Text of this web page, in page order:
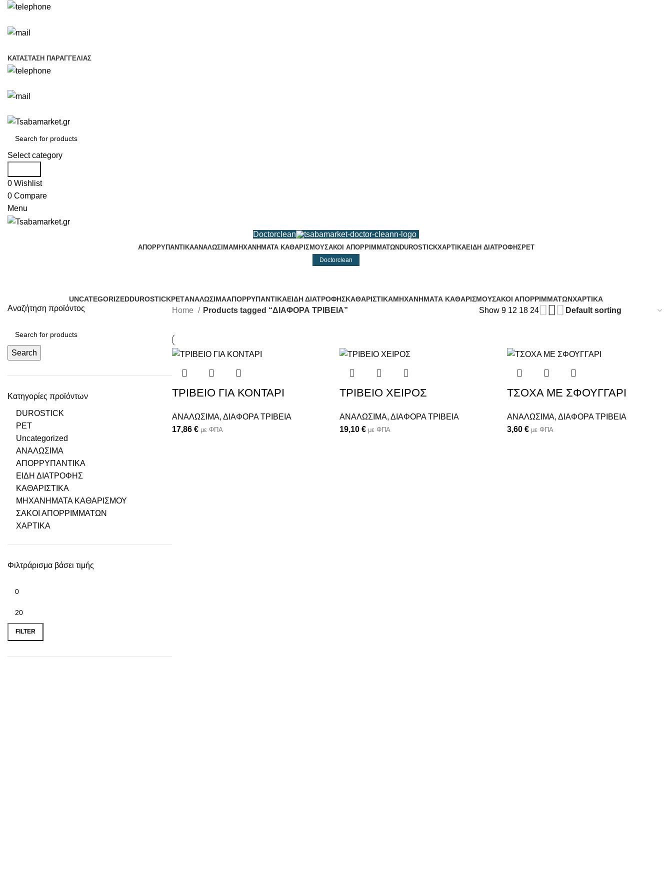
ΚΑΤΆΣΤΑΣΗ ΠΑΡΑΓΓΕΛΊΑΣ
Select category
0 Wishlist
0 Compare
Menu
Doctorclean
ΑΠΟΡΡΥΠΑΝΤΙΚΑΑΝΑΛΩΣΙΜΑΜΗΧΑΝΗΜΑΤΑ ΚΑΘΑΡΙΣΜΟΥΣΑΚΟΙ ΑΠΟΡΡΙΜΜΑΤΩΝDUROSTICKΧΑΡΤΙΚΑΕΙΔΗ ΔΙΑΤΡΟΦΗΣPET
Doctorclean
UNCATEGORIZEDDUROSTICKPETΑΝΑΛΩΣΙΜΑΑΠΟΡΡΥΠΑΝΤΙΚΑΕΙΔΗ ΔΙΑΤΡΟΦΗΣΚΑΘΑΡΙΣΤΙΚΑΜΗΧΑΝΗΜΑΤΑ ΚΑΘΑΡΙΣΜΟΥΣΑΚΟΙ ΑΠΟΡΡΙΜΜΑΤΩΝΧΑΡΤΙΚΑ
Αναζήτηση προϊόντος
Search
Κατηγορίες προϊόντων
DUROSTICK
PET
Uncategorized
ΑΝΑΛΩΣΙΜΑ
ΑΠΟΡΡΥΠΑΝΤΙΚΑ
ΕΙΔΗ ΔΙΑΤΡΟΦΗΣ
ΚΑΘΑΡΙΣΤΙΚΑ
ΜΗΧΑΝΗΜΑΤΑ ΚΑΘΑΡΙΣΜΟΥ
ΣΑΚΟΙ ΑΠΟΡΡΙΜΜΑΤΩΝ
ΧΑΡΤΙΚΑ
Φιλτράρισμα βάσει τιμής
FILTER
Home Products tagged “ΔΙΑΦΟΡΑ ΤΡΙΒΕΙΑ” Show 9 12 18 24
ΤΡΙΒΕΙΟ ΓΙΑ ΚΟΝΤΑΡΙ
ΑΝΑΛΩΣΙΜΑ, ΔΙΑΦΟΡΑ ΤΡΙΒΕΙΑ
17,86 € με ΦΠΑ
ΤΡΙΒΕΙΟ ΧΕΙΡΟΣ
ΑΝΑΛΩΣΙΜΑ, ΔΙΑΦΟΡΑ ΤΡΙΒΕΙΑ
19,10 € με ΦΠΑ
ΤΣΟΧΑ ΜΕ ΣΦΟΥΓΓΑΡΙ
ΑΝΑΛΩΣΙΜΑ, ΔΙΑΦΟΡΑ ΤΡΙΒΕΙΑ
3,60 € με ΦΠΑ